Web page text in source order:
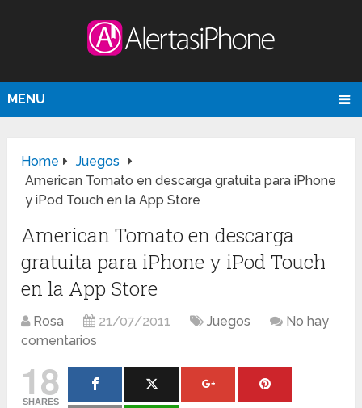
MENU
Home
Juegos
American Tomato en descarga gratuita para iPhone
y iPod Touch en la App Store
American Tomato en descarga
gratuita para iPhone y iPod Touch
en la App Store
Rosa 21/07/2011 Juegos
No hay
comentarios
18
SHARES